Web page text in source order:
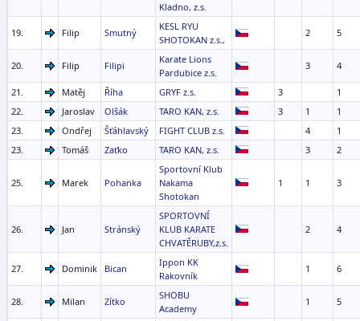
Kladno, z.s.
19. Filip Smutný
KESL RYU
SHOTOKAN z.s.,
2 5
20. Filip Filipi
Karate Lions
Pardubice z.s.
3 4
21. Matěj Říha GRYF z.s. 3
1
22.
Jaroslav Olšák TARO KAN, z.s. 3 1
1
23.
Ondřej Šťáhlavský FIGHT CLUB z.s. 4
1
23.
Tomáš Zaťko TARO KAN, z.s. 3 2
25. Marek Pohanka
Sportovní Klub
Nakama
Shotokan
1 1 3
26. Jan Stránský
SPORTOVNÍ
KLUB KARATE
CHVATĚRUBY,z.s.
2 4
27. Dominik Bican
Ippon KK
Rakovník
1 6
28. Milan Zítko
SHOBU
Academy
1 5